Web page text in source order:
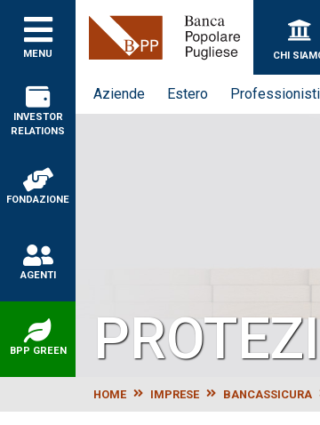
MENU
Banca
CHI
Aziende Estero Professionisti
INVESTOR
RELATIONS
FONDAZIONE
AGENTI
BPP GREEN
HOME IMPRESE BANCASSICURA